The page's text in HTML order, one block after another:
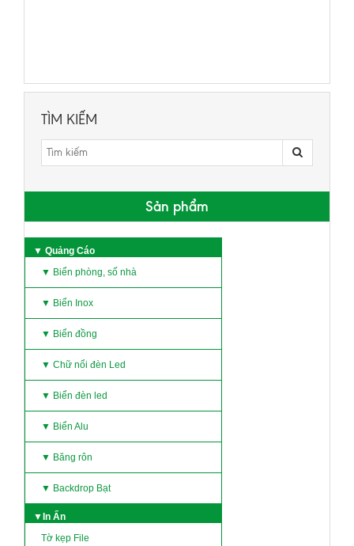
TÌM KIẾM
Sản phẩm
▼ Quảng Cáo
▼ Biển phòng, số nhà
▼ Biển Inox
▼ Biển đồng
▼ Chữ nổi đèn Led
▼ Biển đèn led
▼ Biển Alu
▼ Băng rôn
▼ Backdrop Bạt
▼In Ấn
Tờ kẹp File